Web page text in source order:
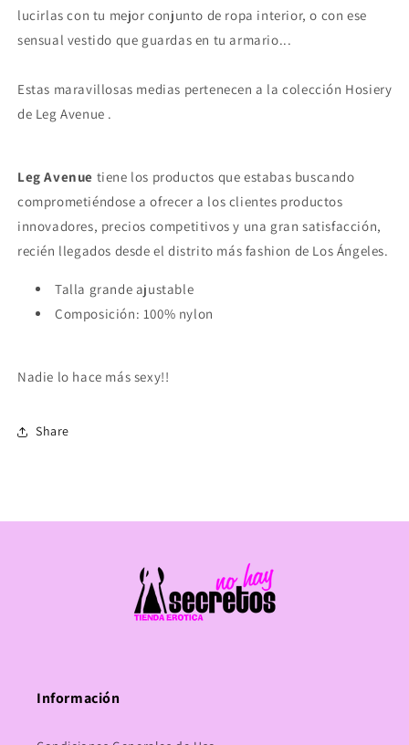
lucirlas con tu mejor conjunto de ropa interior, o con ese
sensual vestido que guardas en tu armario...
Estas maravillosas medias pertenecen a la colección Hosiery
de Leg Avenue .
Leg Avenue tiene los productos que estabas buscando
comprometiéndose a ofrecer a los clientes productos
innovadores, precios competitivos y una gran satisfacción,
recién llegados desde el distrito más fashion de Los Ángeles.
Talla grande ajustable
Composición: 100% nylon
Nadie lo hace más sexy!!
Share
Información